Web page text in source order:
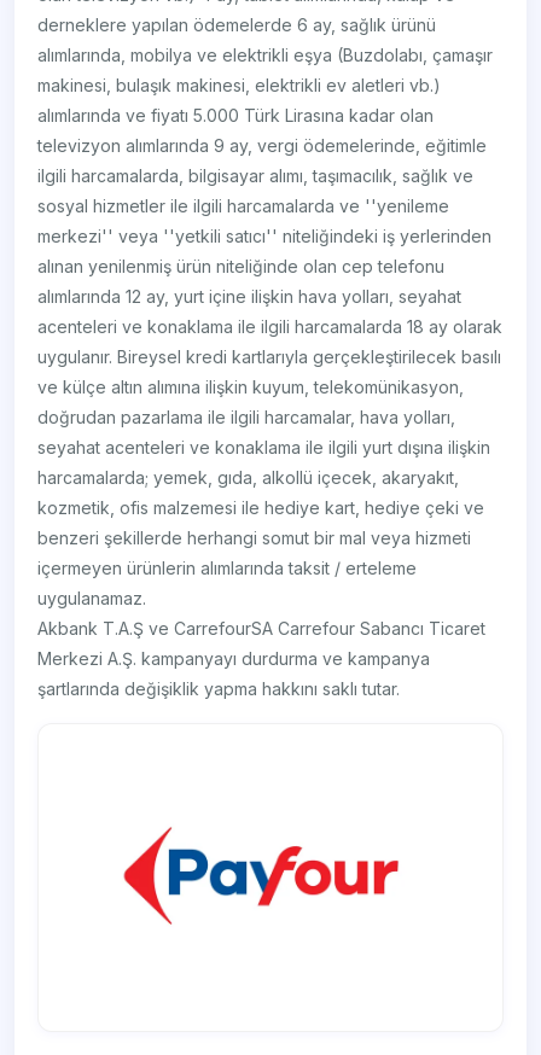
derneklere yapılan ödemelerde 6 ay, sağlık ürünü
alımlarında, mobilya ve elektrikli eşya (Buzdolabı, çamaşır
makinesi, bulaşık makinesi, elektrikli ev aletleri vb.)
alımlarında ve fiyatı 5.000 Türk Lirasına kadar olan
televizyon alımlarında 9 ay, vergi ödemelerinde, eğitimle
ilgili harcamalarda, bilgisayar alımı, taşımacılık, sağlık ve
sosyal hizmetler ile ilgili harcamalarda ve ''yenileme
merkezi'' veya ''yetkili satıcı'' niteliğindeki iş yerlerinden
alınan yenilenmiş ürün niteliğinde olan cep telefonu
alımlarında 12 ay, yurt içine ilişkin hava yolları, seyahat
acenteleri ve konaklama ile ilgili harcamalarda 18 ay olarak
uygulanır. Bireysel kredi kartlarıyla gerçekleştirilecek basılı
ve külçe altın alımına ilişkin kuyum, telekomünikasyon,
doğrudan pazarlama ile ilgili harcamalar, hava yolları,
seyahat acenteleri ve konaklama ile ilgili yurt dışına ilişkin
harcamalarda; yemek, gıda, alkollü içecek, akaryakıt,
kozmetik, ofis malzemesi ile hediye kart, hediye çeki ve
benzeri şekillerde herhangi somut bir mal veya hizmeti
içermeyen ürünlerin alımlarında taksit / erteleme
uygulanamaz.
Akbank T.A.Ş ve CarrefourSA Carrefour Sabancı Ticaret
Merkezi A.Ş. kampanyayı durdurma ve kampanya
şartlarında değişiklik yapma hakkını saklı tutar.